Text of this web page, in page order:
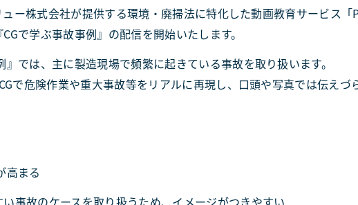
ー株式会社が提供する環境・廃掃法に特化した動画教育サービス
で学ぶ事故事例』の配信を開始いたします。
では、主に製造現場で頻繁に起きている事故を取り扱います。
で危険作業や重大事故等をリアルに再現し、口頭や写真では伝えづ
高まる
事故のケースを取り扱うため、イメージがつきやすい